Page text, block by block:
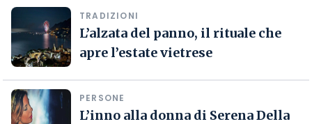
TRADIZIONI
L’alzata del panno, il rituale che
apre l’estate vietrese
PERSONE
L’inno alla donna di Serena Della